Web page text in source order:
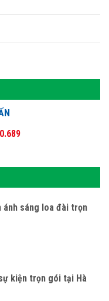
ánh sáng loa đài trọn
kiện trọn gói tại Hà